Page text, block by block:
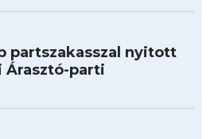
partszakasszal nyitott
Árasztó-parti